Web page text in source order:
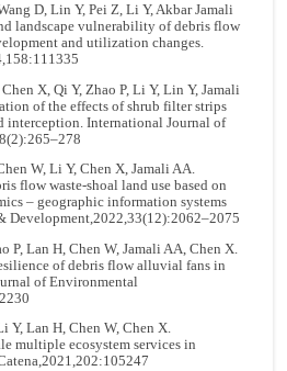
D, Lin Y, Pei Z, Li Y, Akbar Jamali
landscape vulnerability of debris flow
and utilization changes.
X, Qi Y, Zhao P, Li Y, Lin Y, Jamali
of the effects of shrub filter strips
interception. International Journal of
W, Li Y, Chen X, Jamali AA.
flow waste‐shoal land use based on
– geographic information systems
Development,2022,33(12):2062–2075
P, Lan H, Chen W, Jamali AA, Chen X.
of debris flow alluvial fans in
of Environmental
Y, Lan H, Chen W, Chen X.
multiple ecosystem services in